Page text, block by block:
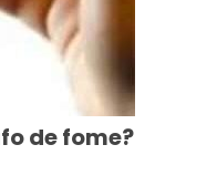
de fome?